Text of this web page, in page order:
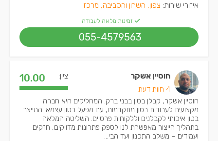
איזורי שירות: צפון, השרון והסביבה, מרכז
זמינות מלאה לעבודה
055-4579563
חוסיין אשקר
4 חוות דעת
ציון: 10.00
חוסיין אשקר, קבלן בטון בבני ברק. המחליקים היא חברה
מקצועית לעבודות בטון מתקדמות, עם מפעל בטון עצמאי המייצר
בטון איכותי לקבלנים וללקוחות פרטיים. השליטה המלאה
בתהליך הייצור מאפשרת לנו לספק פתרונות מדויקים, חזקים
ועמידים – משלב התכנון ועד הבי...